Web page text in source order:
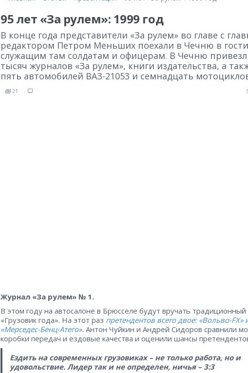
95 лет «За рулем»: 1999 год
В конце года представители «За рулем» во главе с
редактором Петром Меньших поехали в Чечню в
служащим там солдатам и офицерам. В Чечню
тысяч журналов «За рулем», книги издательства, а
пять автомобилей ВАЗ-21053 и семнадцать
21
Журнал «За рулем» № 1.
В этом году на автосалоне в Брюсселе будут вручать традиционный
«Грузовик года». На этот раз претендентов всего двое: «Вольво-FX»
«Мерседес-Бенц-Атего». Антон Чуйкин и Андрей Сидоров сравнили
коробки передач и ездовые качества и оценили шансы
Ездить на современных грузовиках – не только работа, но и
удовольствие. Лидер так и не определен, ничья – 3:3